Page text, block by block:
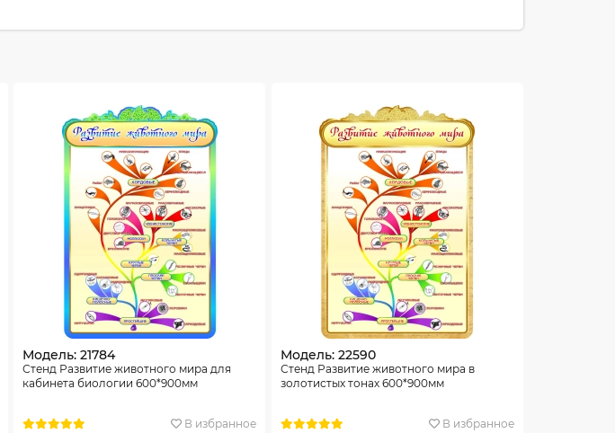
Модель: 21784
Стенд Развитие животного мира для
кабинета биологии 600*900мм
В избранное
Модель: 22590
Стенд Развитие животного мира в
золотистых тонах 600*900мм
В избранное